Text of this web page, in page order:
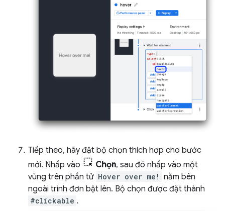
Tiếp theo, hãy đặt bộ chọn thích hợp cho bước
mới. Nhấp vào
Chọn, sau đó nhấp vào một
vùng trên phần tử Hover over me! nằm bên
ngoài trình đơn bật lên. Bộ chọn được đặt thành
#clickable .